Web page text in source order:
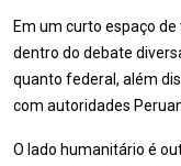
Em um curto espaço
dentro do debate
quanto federal, além
com autoridades
O lado humanitário é